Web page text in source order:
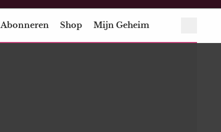
Abonneren Shop Mijn Geheim